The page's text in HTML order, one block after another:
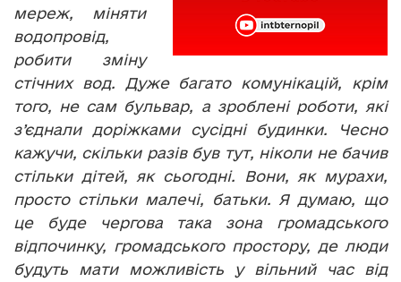
мереж, міняти
водопровід,
робити зміну
стічних вод. Дуже багато комунікацій, крім
того, не сам бульвар, а зроблені роботи, які
з’єднали доріжками сусідні будинки. Чесно
кажучи, скільки разів був тут, ніколи не бачив
стільки дітей, як сьогодні. Вони, як мурахи,
просто стільки малечі, батьки. Я думаю, що
це буде чергова така зона громадського
відпочинку, громадського простору, де люди
будуть мати можливість у вільний час від